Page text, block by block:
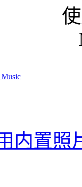
内置照